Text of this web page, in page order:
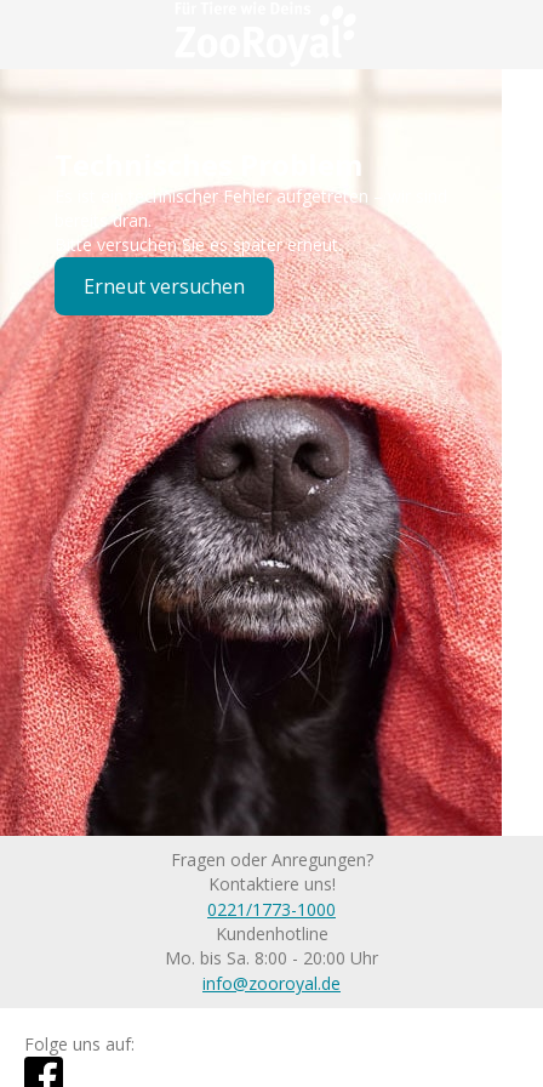
Technisches Problem
Es ist ein technischer Fehler aufgetreten – wir sind
bereits dran.
Bitte versuchen Sie es später erneut.
Erneut versuchen
Fragen oder Anregungen?
Kontaktiere uns!
0221/1773-1000
Kundenhotline
Mo. bis Sa. 8:00 - 20:00 Uhr
info@zooroyal.de
Folge uns auf: